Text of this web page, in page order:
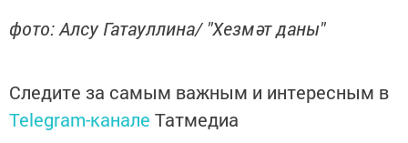
фото: Алсу Гатауллина/ "Хезмәт даны"
Следите за самым важным и интересным в
Telegram-канале Татмедиа